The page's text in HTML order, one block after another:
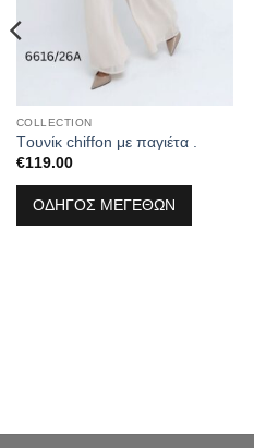
COLLECTION
Tουνίκ chiffon με παγιέτα .
€119.00
ΟΔΗΓΟΣ ΜΕΓΕΘΩΝ